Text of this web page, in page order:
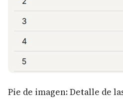
Pie de imagen: Detalle de